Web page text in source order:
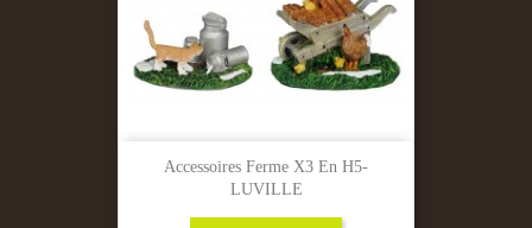
Accessoires Ferme X3 En H5-
LUVILLE